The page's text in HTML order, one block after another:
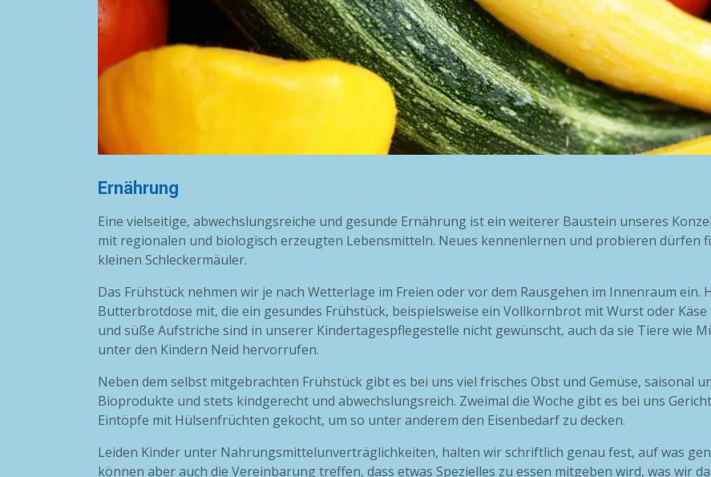
Ernährung
Eine vielseitige, abwechslungsreiche und gesunde Ernährung ist ein weiterer Baustein unseres
mit regionalen und biologisch erzeugten Lebensmitteln. Neues kennenlernen und probieren dürfen
kleinen Schleckermäuler.
Das Frühstück nehmen wir je nach Wetterlage im Freien oder vor dem Rausgehen im Innenraum
Butterbrotdose mit, die ein gesundes Frühstück, beispielsweise ein Vollkornbrot mit Wurst oder
und süße Aufstriche sind in unserer Kindertagespflegestelle nicht gewünscht, auch da sie Tiere wie
unter den Kindern Neid hervorrufen.
Neben dem selbst mitgebrachten Frühstück gibt es bei uns viel frisches Obst und Gemüse, saisonal
Bioprodukte und stets kindgerecht und abwechslungsreich. Zweimal die Woche gibt es bei uns
Eintöpfe mit Hülsenfrüchten gekocht, um so unter anderem den Eisenbedarf zu decken.
Leiden Kinder unter Nahrungsmittelunverträglichkeiten, halten wir schriftlich genau fest, auf was
können aber auch die Vereinbarung treffen, dass etwas Spezielles zu essen mitgeben wird, was wir